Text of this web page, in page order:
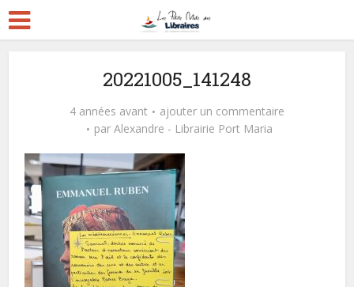
20221005_141248
4 années avant
ajouter un commentaire
par Alexandre - Librairie Port Maria